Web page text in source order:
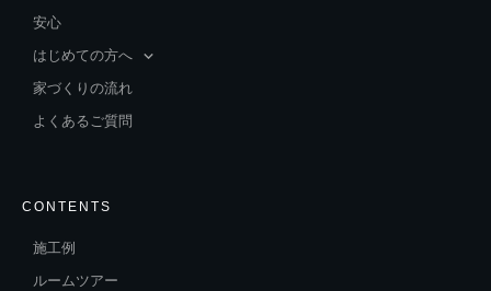
安心
はじめての方へ
家づくりの流れ
よくあるご質問
CONTENTS
施工例
ルームツアー